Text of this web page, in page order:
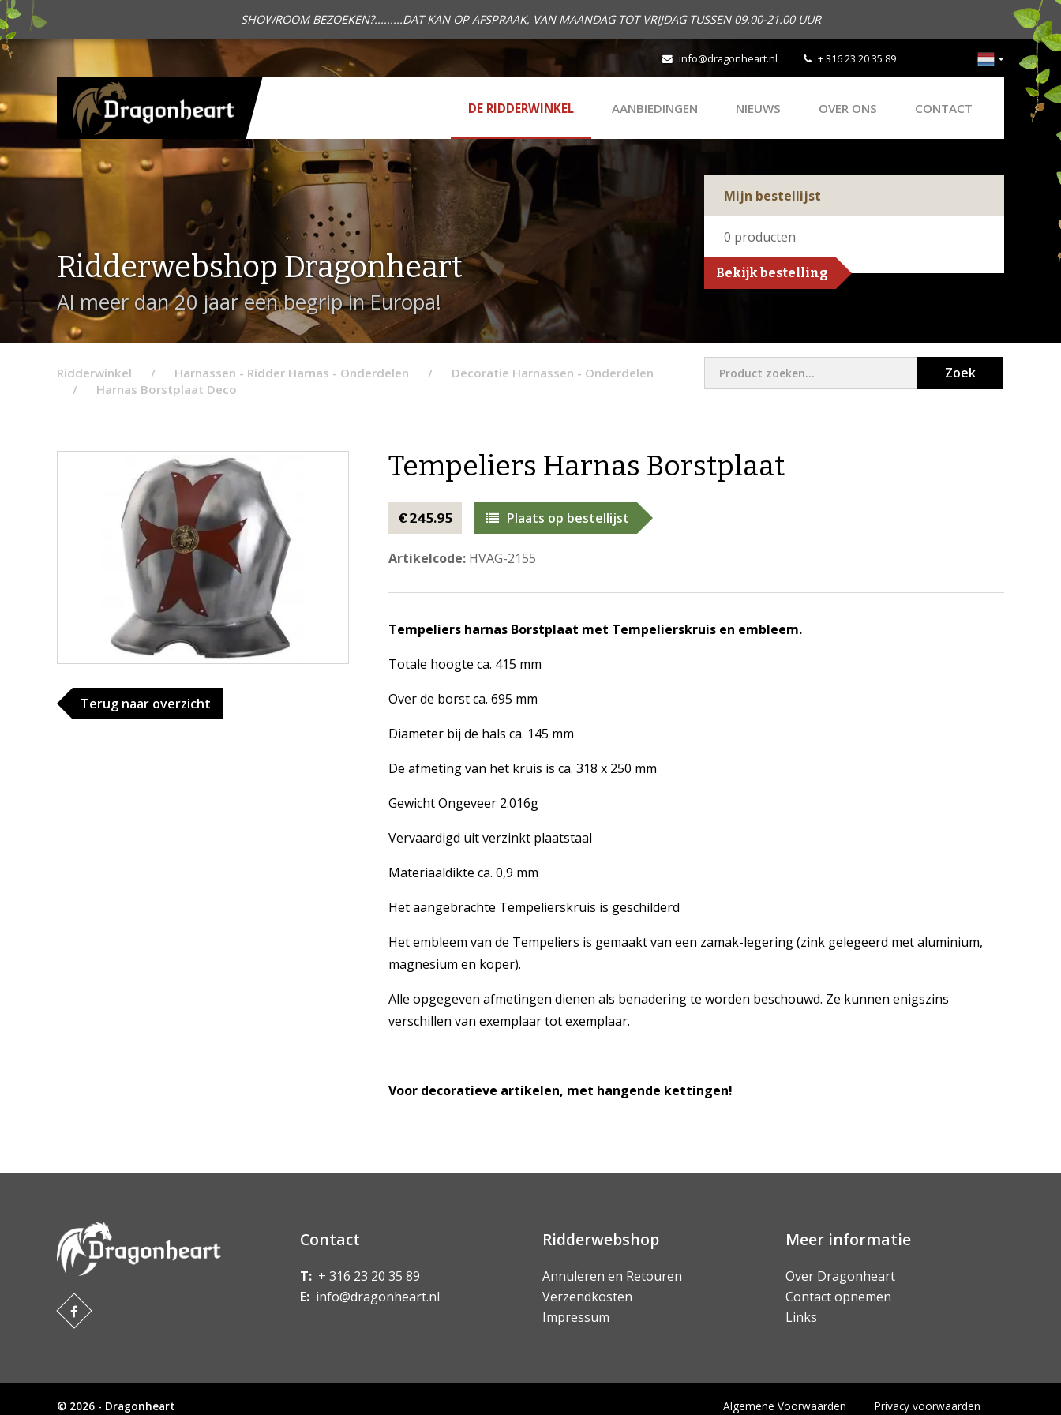
SHOWROOM BEZOEKEN?.........DAT KAN OP AFSPRAAK, VAN MAANDAG TOT VRIJDAG TUSSEN 09.00-21.00 UUR
info@dragonheart.nl + 316 23 20 35 89
DE RIDDERWINKEL AANBIEDINGEN NIEUWS OVER ONS CONTACT
Ridderwebshop Dragonheart
Al meer dan 20 jaar een begrip in Europa!
Mijn bestellijst
0 producten
Bekijk bestelling
Ridderwinkel Harnassen - Ridder Harnas - Onderdelen
Decoratie Harnassen - Onderdelen
Harnas Borstplaat Deco
Zoek
Terug naar overzicht
Tempeliers Harnas Borstplaat
€ 245.95 Plaats op bestellijst
Artikelcode:HVAG-2155
Tempeliers harnas Borstplaat met Tempelierskruis en embleem.
Totale hoogte ca. 415 mm
Over de borst ca. 695 mm
Diameter bij de hals ca. 145 mm
De afmeting van het kruis is ca. 318 x 250 mm
Gewicht Ongeveer 2.016g
Vervaardigd uit verzinkt plaatstaal
Materiaaldikte ca. 0,9 mm
Het aangebrachte Tempelierskruis is geschilderd
Het embleem van de Tempeliers is gemaakt van een zamak-legering (zink gelegeerd met aluminium,
magnesium en koper).
Alle opgegeven afmetingen dienen als benadering te worden beschouwd. Ze kunnen enigszins
verschillen van exemplaar tot exemplaar.
Voor decoratieve artikelen, met hangende kettingen!
Contact
T: + 316 23 20 35 89
E: info@dragonheart.nl
Ridderwebshop
Annuleren en Retouren
Verzendkosten
Impressum
Meer informatie
Over Dragonheart
Contact opnemen
Links
© 2026 - Dragonheart Algemene Voorwaarden Privacy voorwaarden